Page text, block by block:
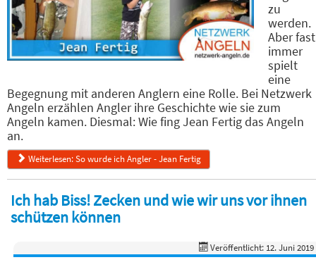
zu
werden.
Aber fast
immer
spielt
eine
Begegnung mit anderen Anglern eine Rolle. Bei Netzwerk
Angeln erzählen Angler ihre Geschichte wie sie zum
Angeln kamen. Diesmal: Wie fing Jean Fertig das Angeln
an.
Weiterlesen: So wurde ich Angler - Jean Fertig
Ich hab Biss! Zecken und wie wir uns vor ihnen
schützen können
Veröffentlicht: 12. Juni 2019